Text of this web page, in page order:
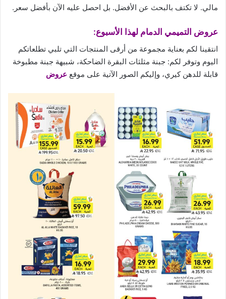
مالي. لا تكتف بالبحث عن الأفضل. بل احصل عليه الآن بأفضل سعر.
عروض التميمي الدمام لهذا الأسبوع:
انتقينا لكم بعناية مجموعة من أرقى المنتجات التي تلبي تطلعاتكم
اليوم وتوفر لكم: جبنة مثلثات البقرة الضاحكة، شبيهة جبنة مطبوخة
قابلة للدهن كيري، وإليكم الصور الآتية على موقع عروض